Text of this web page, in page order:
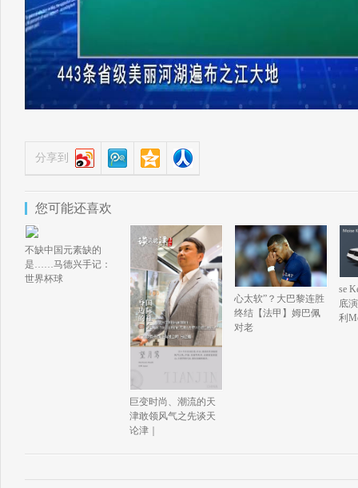
分享到
您可能还喜欢
不缺中国元素缺的
是……马德兴手记：
世界杯球
巨变时尚、潮流的天
津敢领风气之先谈天
论津｜
心太软”？大巴黎连胜
终结【法甲】姆巴佩
对老
se
底
利